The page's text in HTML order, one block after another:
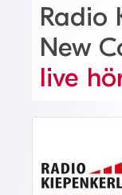
Radio
New
live